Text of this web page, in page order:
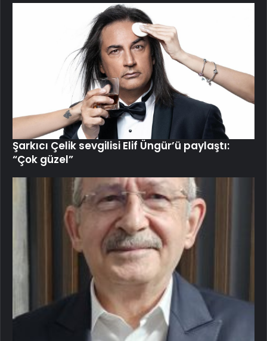
Şarkıcı Çelik sevgilisi Elif Üngür’ü paylaştı:
“Çok güzel”